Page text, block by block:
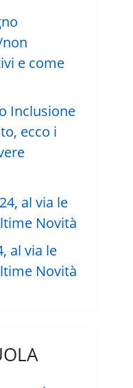
Inclusione
ecco i
al via le
Novità